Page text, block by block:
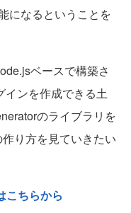
になるということを
ベースで構築さ
インを作成できる土
のライブラリを
り方を見ていきたい
ちらから